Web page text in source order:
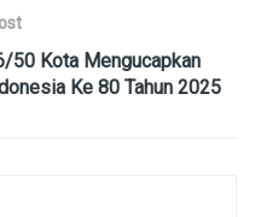
50 Kota Mengucapkan
Ke 80 Tahun 2025